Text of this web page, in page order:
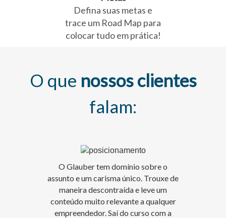
Defina suas metas e
trace um Road Map para
colocar tudo em prática!
O que nossos clientes
falam:
O Glauber tem domínio sobre o
assunto e um carisma único. Trouxe de
maneira descontraída e leve um
conteúdo muito relevante a qualquer
empreendedor. Saí do curso com a